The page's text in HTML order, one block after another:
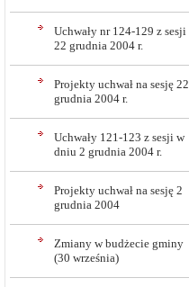
Uchwały nr 124-129 z sesji
22 grudnia 2004 r.
Projekty uchwał na sesję 22
grudnia 2004 r.
Uchwały 121-123 z sesji w
dniu 2 grudnia 2004 r.
Projekty uchwał na sesję 2
grudnia 2004
Zmiany w budżecie gminy
(30 września)